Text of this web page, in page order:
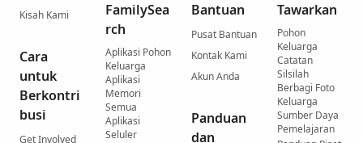
Kisah Kami
Cara
untuk
Berkontri
busi
Get Involved
FamilySea
rch
Aplikasi Pohon
Keluarga
Aplikasi
Memori
Semua
Aplikasi
Seluler
Bantuan
Pusat Bantuan
Kontak Kami
Akun Anda
Panduan
dan
Tawarkan
Pohon
Keluarga
Catatan
Silsilah
Berbagi Foto
Keluarga
Sumber Daya
Pemelajaran